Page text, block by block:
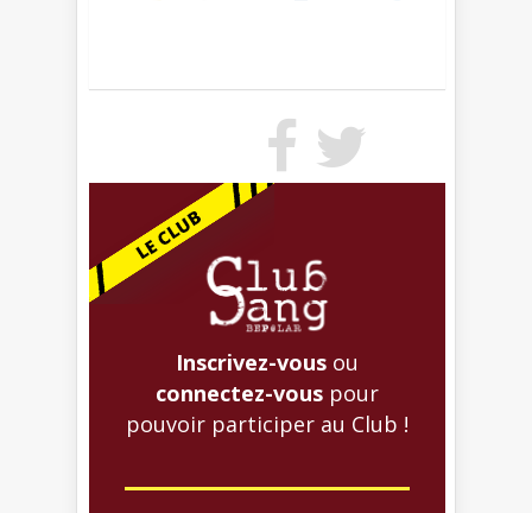
Inscrivez-vous ou
connectez-vous pour
pouvoir participer au Club !